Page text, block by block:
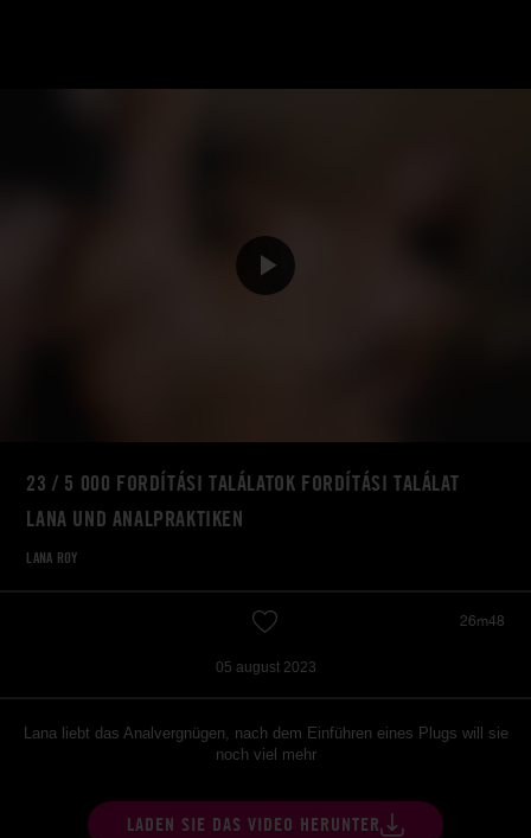
23 / 5 000 FORDÍTÁSI TALÁLATOK FORDÍTÁSI TALÁLAT
LANA UND ANALPRAKTIKEN
LANA ROY
26m48
05 august 2023
Lana liebt das Analvergnügen, nach dem Einführen eines Plugs will sie
noch viel mehr
LADEN SIE DAS VIDEO HERUNTER